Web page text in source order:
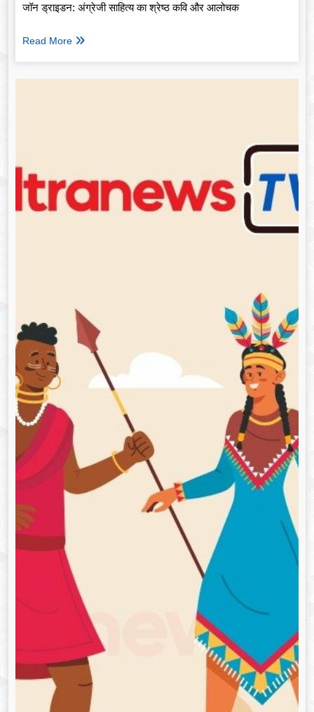
जॉन ड्राइडन: अंग्रेजी साहित्य का श्रेष्ठ कवि और आलोचक
Read More